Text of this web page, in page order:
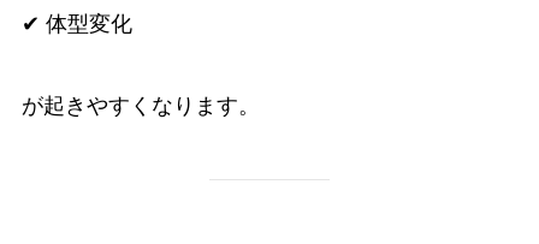
✔ 体型変化
が起きやすくなります。